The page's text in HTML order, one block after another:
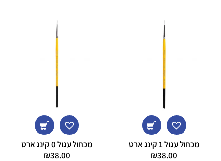
מכחול עגול 1 קינג ארט
₪38.00
מכחול עגול 0 קינג ארט
₪38.00